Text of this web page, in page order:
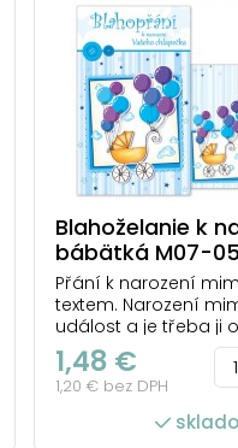
Blahoželanie k
bábätká M07-
Přání k narození
textem. Narození
událost a je třeba ji
novopečené
blahopřání. Zajisté
na přední straně
Blahopřání k
chlapečka Text uvnitř
1,48 €
1,20 € bez DPH